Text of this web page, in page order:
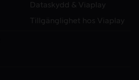
Dataskydd & Viaplay
Tillgänglighet hos Viaplay